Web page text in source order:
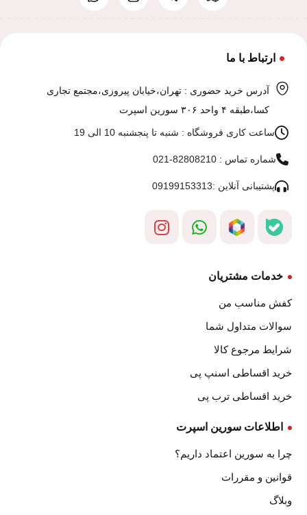
ارتباط با ما
آدرس خرید حضوری : تهران،خیابان پیروزی،مجتمع تجاری
کسا،طبقه ۴ واحد ۳۰۶ سورین اسپرت
ساعت کاری فروشگاه : شنبه تا پنجشنبه 10 الی 19
شماره تماس : 82808210-021
پشتیبانی آنلاین :09199153313
خدمات مشتریان
کفش مناسب من
سوالات متداول شما
شرایط مرجوع کالا
خرید اقساطی اسنپ پی
خرید اقساطی ترب پی
اطلاعات سورین اسپرت
چرا به سورین اعتماد داریم؟
قوانین و مقررات
وبلاگ